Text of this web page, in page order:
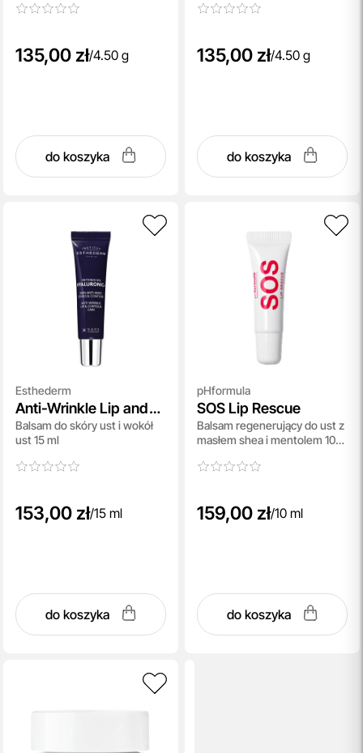
135,00 zł/4.50 g
do koszyka
135,00 zł/4.50 g
do koszyka
Esthederm
Anti-Wrinkle Lip and
Contour Care
Balsam do skóry ust i wokół
ust 15 ml
153,00 zł/15 ml
do koszyka
pHformula
SOS Lip Rescue
Balsam regenerujący do ust z
masłem shea i mentolem 10
159,00 zł/10 ml
do koszyka